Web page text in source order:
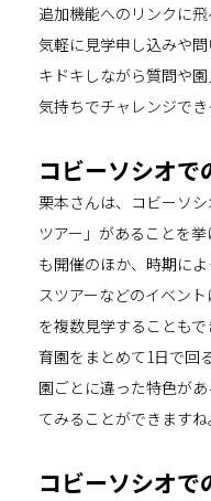
追加機能へのリンクに
気軽に見学申し込みや
キドキしながら質問や
気持ちでチャレンジでき
コビーソシオ
栗本さんは、コビーソ
ツアー」があることを
も開催のほか、時期に
スツアーなどのイベン
を複数見学することも
育園をまとめて1日で回
園ごとに違った特色が
てみることができますね
コビーソシオ